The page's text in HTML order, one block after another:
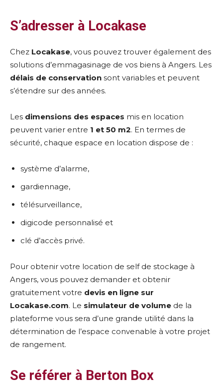
S’adresser à Locakase
Chez Locakase, vous pouvez trouver également des
solutions d’emmagasinage de vos biens à Angers. Les
délais de conservation sont variables et peuvent
s’étendre sur des années.
Les dimensions des espaces mis en location
peuvent varier entre 1 et 50 m2. En termes de
sécurité, chaque espace en location dispose de :
système d’alarme,
gardiennage,
télésurveillance,
digicode personnalisé et
clé d’accès privé.
Pour obtenir votre location de self de stockage à
Angers, vous pouvez demander et obtenir
gratuitement votre devis en ligne sur
Locakase.com. Le simulateur de volume de la
plateforme vous sera d’une grande utilité dans la
détermination de l’espace convenable à votre projet
de rangement.
Se référer à Berton Box